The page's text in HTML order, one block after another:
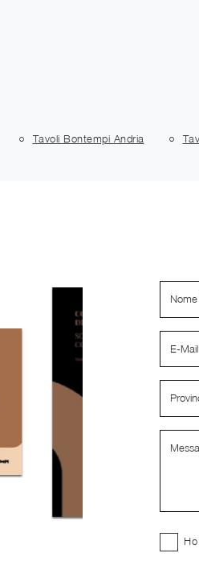
Tavoli Bontempi Andria